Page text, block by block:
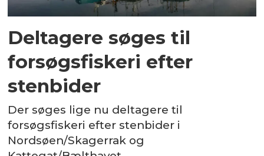
Deltagere søges til
forsøgsfiskeri efter
stenbider
Der søges lige nu deltagere til
forsøgsfiskeri efter stenbider i
Nordsøen/Skagerrak og